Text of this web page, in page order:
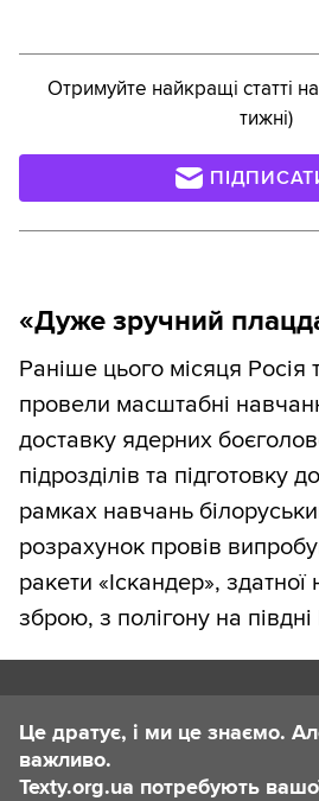
Отримуйте найкращі статті
тижні)
«Дуже зручний
Раніше цього місяця Росія
провели масштабні
доставку ядерних
підрозділів та підготовку
рамках навчань
розрахунок провів
ракети «Іскандер»,
зброю, з полігону на півдні
Це дратує, і ми це знаємо.
важливо.
Texty.org.ua потребують